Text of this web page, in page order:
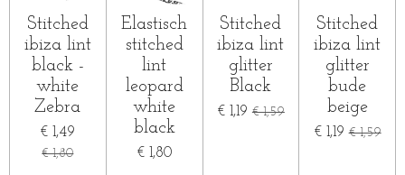
Stitched
ibiza lint
black -
white
Zebra
€ 1,49
€ 1,80
Elastisch
stitched
lint
leopard
white
black
€ 1,80
Stitched
ibiza lint
glitter
Black
€ 1,19 € 1,59
Stitched
ibiza lint
glitter
bude
beige
€ 1,19 € 1,59